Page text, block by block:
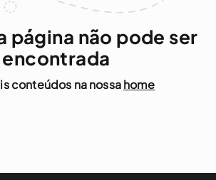
página não pode ser
encontrada
conteúdos na nossahome